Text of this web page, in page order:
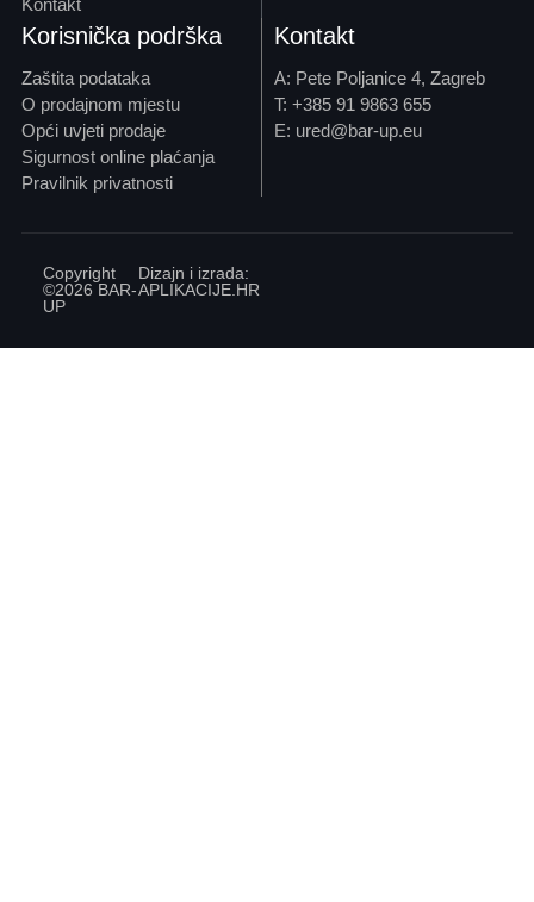
Kontakt
Korisnička podrška
Zaštita podataka
O prodajnom mjestu
Opći uvjeti prodaje
Sigurnost online plaćanja
Pravilnik privatnosti
Kontakt
A: Pete Poljanice 4, Zagreb
T: +385 91 9863 655
E: ured@bar-up.eu
Copyright
©2026 BAR-
UP
Dizajn i izrada:
APLIKACIJE .HR